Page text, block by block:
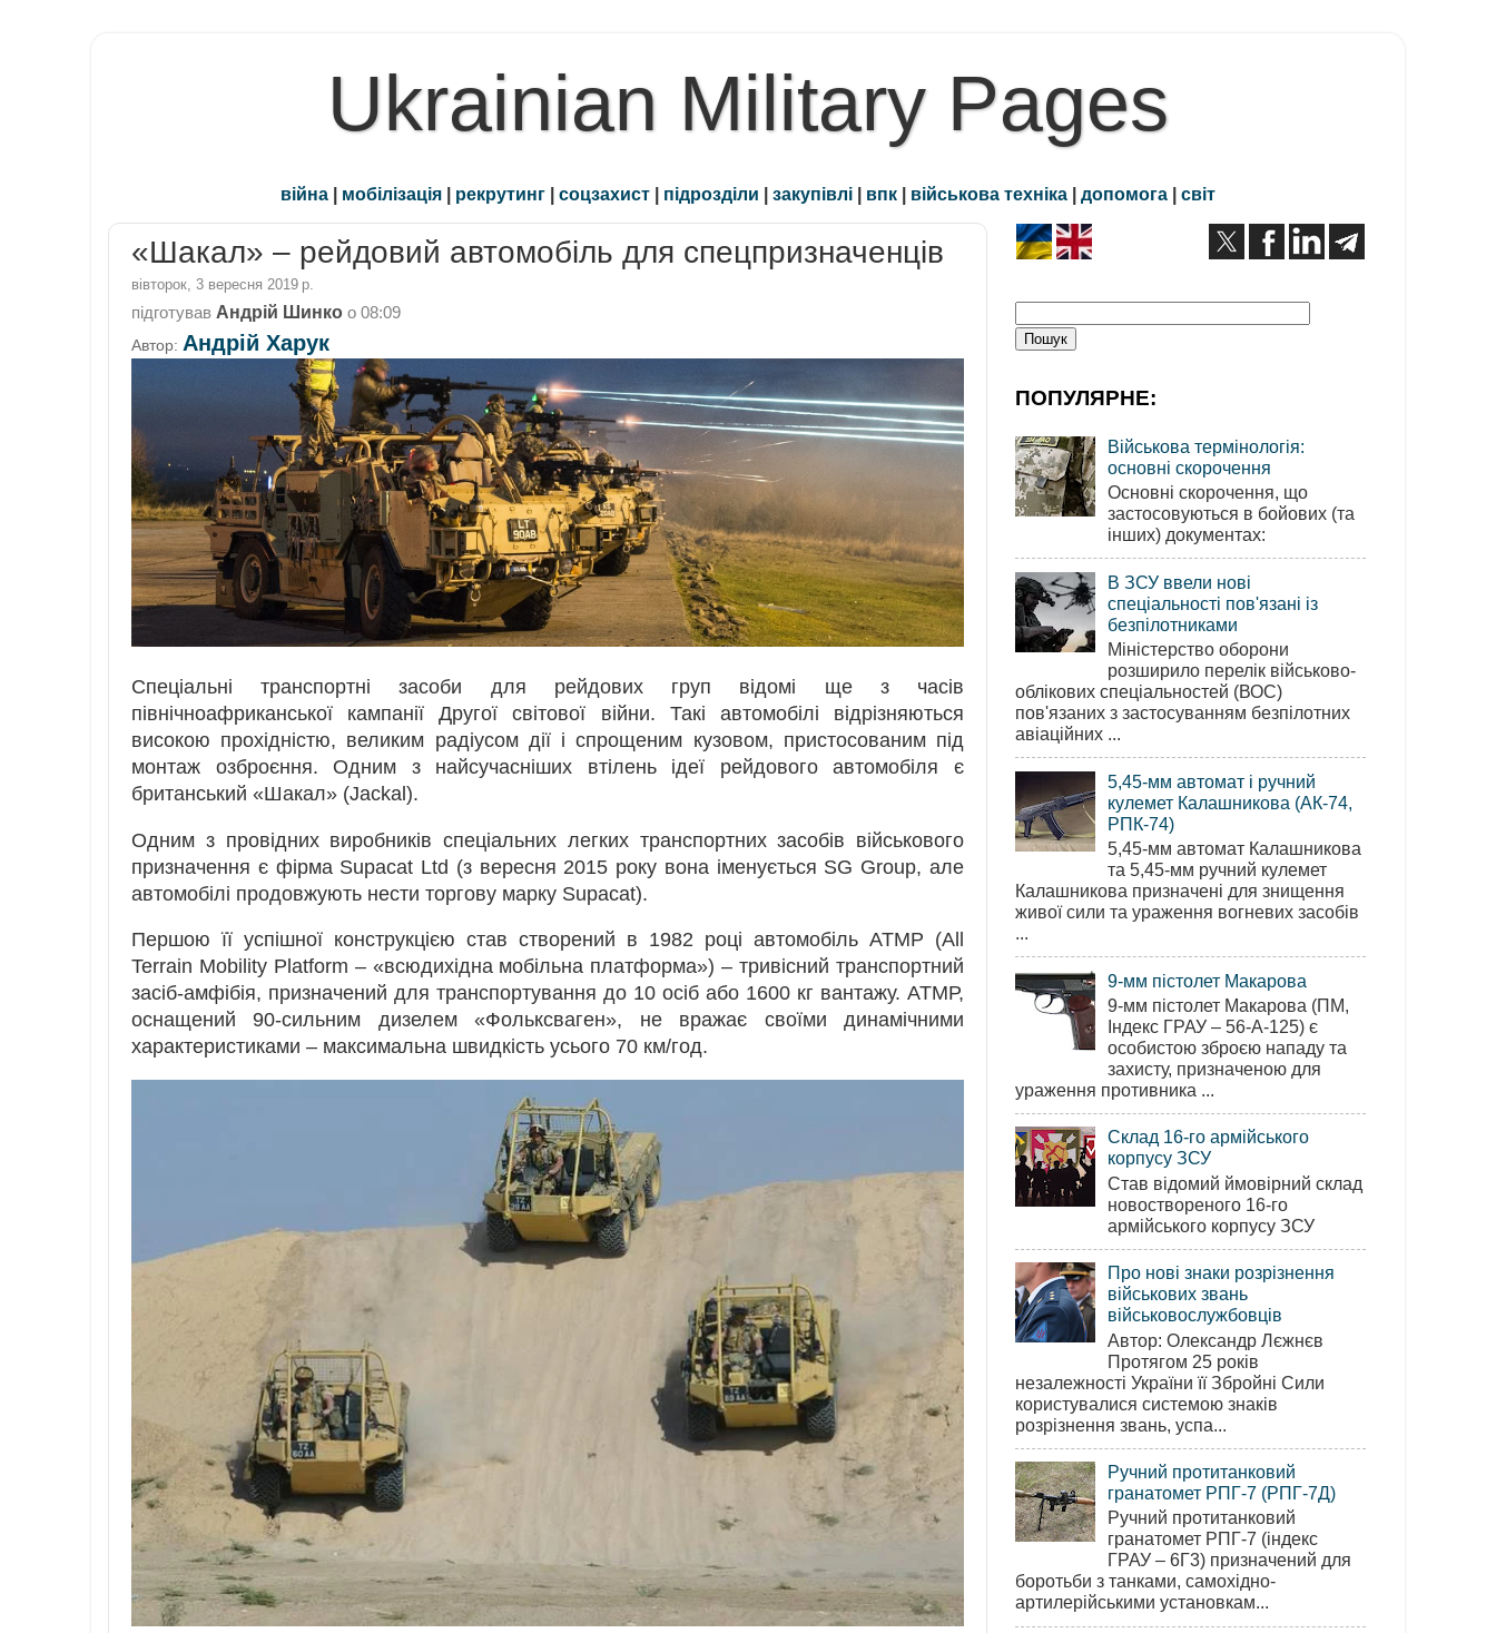
Ukrainian Military Pages
війна | мобілізація | рекрутинг | соцзахист | підрозділи | закупівлі | впк | військова техніка | допомога | світ
«Шакал» – рейдовий автомобіль для спецпризначенців
вівторок, 3 вересня 2019 р.
підготував Андрій Шинко о 08:09
Автор: Андрій Харук
Спеціальні транспортні засоби для рейдових груп відомі ще з часів
північноафриканської кампанії Другої світової війни. Такі автомобілі відрізняються
високою прохідністю, великим радіусом дії і спрощеним кузовом, пристосованим під
монтаж озброєння. Одним з найсучасніших втілень ідеї рейдового автомобіля є
британський «Шакал» (Jackal).
Одним з провідних виробників спеціальних легких транспортних засобів військового
призначення є фірма Supacat Ltd (з вересня 2015 року вона іменується SG Group, але
автомобілі продовжують нести торгову марку Supacat).
Першою її успішної конструкцією став створений в 1982 році автомобіль ATMP (All
Terrain Mobility Platform – «всюдихідна мобільна платформа») – тривісний транспортний
засіб-амфібія, призначений для транспортування до 10 осіб або 1600 кг вантажу. АТМР,
оснащений 90-сильним дизелем «Фольксваген», не вражає своїми динамічними
характеристиками – максимальна швидкість усього 70 км/год.
ПОПУЛЯРНЕ:
Військова термінологія:
основні скорочення
Основні скорочення, що
застосовуються в бойових (та
інших) документах:
В ЗСУ ввели нові
спеціальності пов'язані із
безпілотниками
Міністерство оборони
розширило перелік військово-
облікових спеціальностей (ВОС)
пов'язаних з застосуванням безпілотних
авіаційних ...
5,45-мм автомат і ручний
кулемет Калашникова (АК-74,
РПК-74)
5,45-мм автомат Калашникова
та 5,45-мм ручний кулемет
Калашникова призначені для знищення
живої сили та ураження вогневих засобів
...
9-мм пістолет Макарова
9-мм пістолет Макарова (ПМ,
Індекс ГРАУ – 56-А-125) є
особистою зброєю нападу та
захисту, призначеною для
ураження противника ...
Склад 16-го армійського
корпусу ЗСУ
Став відомий ймовірний склад
новоствореного 16-го
армійського корпусу ЗСУ
Про нові знаки розрізнення
військових звань
військовослужбовців
Автор: Олександр Лєжнєв
Протягом 25 років
незалежності України її Збройні Сили
користувалися системою знаків
розрізнення звань, успа...
Ручний протитанковий
гранатомет РПГ-7 (РПГ-7Д)
Ручний протитанковий
гранатомет РПГ-7 (індекс
ГРАУ – 6Г3) призначений для
боротьби з танками, самохідно-
артилерійськими установкам...